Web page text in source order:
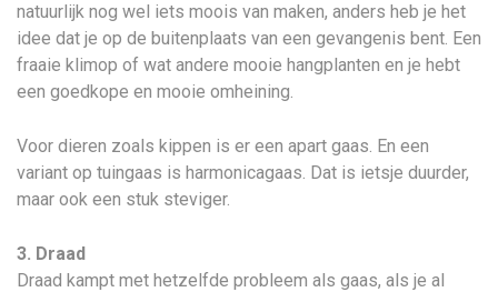
natuurlijk nog wel iets moois van maken, anders heb je het
idee dat je op de buitenplaats van een gevangenis bent. Een
fraaie klimop of wat andere mooie hangplanten en je hebt
een goedkope en mooie omheining.
Voor dieren zoals kippen is er een apart gaas. En een
variant op tuingaas is harmonicagaas. Dat is ietsje duurder,
maar ook een stuk steviger.
3. Draad
Draad kampt met hetzelfde probleem als gaas, als je al